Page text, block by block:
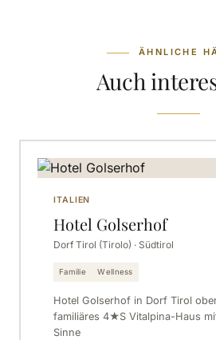
ÄHNLICHE
Auch
ITALIEN
Hotel Golserhof
Dorf Tirol (Tirolo) · Südtirol
Familie Wellness
Hotel Golserhof in Dorf Tirol
familiäres 4★S Vitalpina-Haus
Sinne